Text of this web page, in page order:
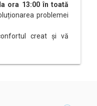
ora 13:00 în toată
problemei
creat și vă